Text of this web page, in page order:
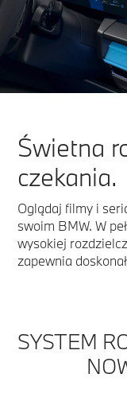
Świetna
czekania.
Oglądaj filmy i
swoim BMW. W
wysokiej
zapewnia
SYSTEM